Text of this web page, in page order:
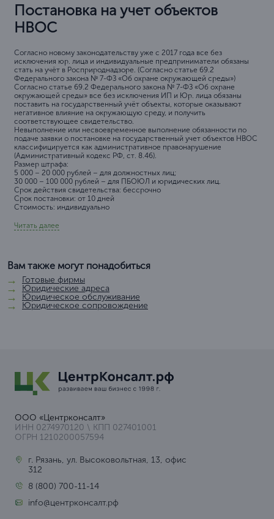
Постановка на учет объектов
НВОС
Согласно новому законодательству уже с 2017 года все без
исключения юр. лица и индивидуальные предприниматели обязаны
стать на учёт в Росприроднадзоре. (Согласно статье 69.2
Федерального закона № 7-ФЗ «Об охране окружающей среды»)
Согласно статье 69.2 Федерального закона № 7-ФЗ «Об охране
окружающей среды» все без исключения ИП и Юр. лица обязаны
поставить на государственный учёт объекты, которые оказывают
негативное влияние на окружающую среду, и получить
соответствующее свидетельство.
Невыполнение или несвоевременное выполнение обязанности по
подаче заявки о постановке на государственный учет объектов НВОС
классифицируется как административное правонарушение
(Административный кодекс РФ, ст. 8.46).
Размер штрафа:
5 000 – 20 000 рублей – для должностных лиц;
30 000 – 100 000 рублей – для ПБОЮЛ и юридических лиц.
Срок действия свидетельства: бессрочно
Срок постановки: от 10 дней
Стоимость: индивидуально
Читать далее
Вам также могут понадобиться
Готовые фирмы
Юридические адреса
Юридическое обслуживание
Юридическое сопровождение
ООО «Центрконсалт»
ИНН 0274970120 \ КПП 027401001
ОГРН 1210200057594
г. Рязань, ул. Высоковольтная, 13, офис
312
8 (800) 700-11-14
info@центрконсалт.рф